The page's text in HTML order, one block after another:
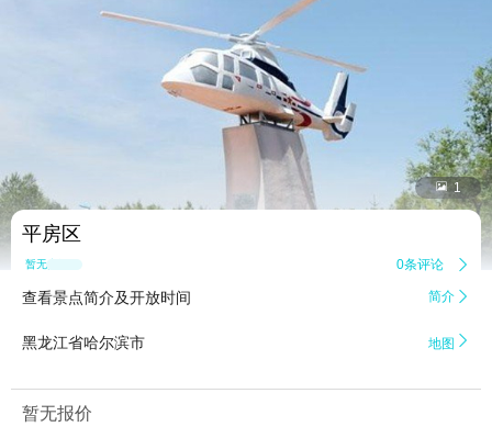
 1
平房区
暂无点评 0条评论 
查看景点简介及开放时间 简介 
黑龙江省哈尔滨市 地图 
暂无报价